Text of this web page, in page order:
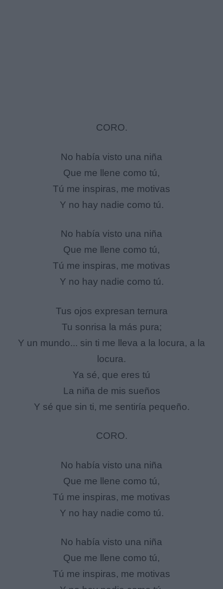
CORO.
No había visto una niña
Que me llene como tú,
Tú me inspiras, me motivas
Y no hay nadie como tú.
No había visto una niña
Que me llene como tú,
Tú me inspiras, me motivas
Y no hay nadie como tú.
Tus ojos expresan ternura
Tu sonrisa la más pura;
Y un mundo... sin ti me lleva a la locura, a la
locura.
Ya sé, que eres tú
La niña de mis sueños
Y sé que sin ti, me sentiría pequeño.
CORO.
No había visto una niña
Que me llene como tú,
Tú me inspiras, me motivas
Y no hay nadie como tú.
No había visto una niña
Que me llene como tú,
Tú me inspiras, me motivas